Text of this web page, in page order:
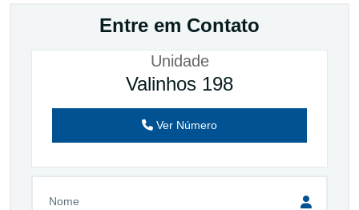
Entre em Contato
Unidade
Valinhos 198
Ver Número